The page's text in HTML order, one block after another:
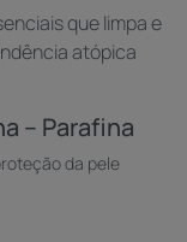
que limpa e
atópica
– Parafina
da pele